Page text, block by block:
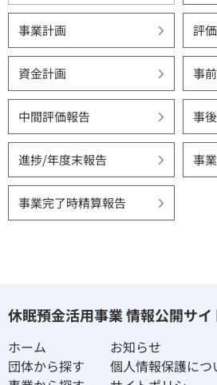
事業計画 評
資金計画 事
中間評価報告 事
進捗/年度末報告 事
事業完了時精算報告
休眠預金活用事業 情報公開サイ
ホーム
団体から探す
お知らせ
個人情報保護につ